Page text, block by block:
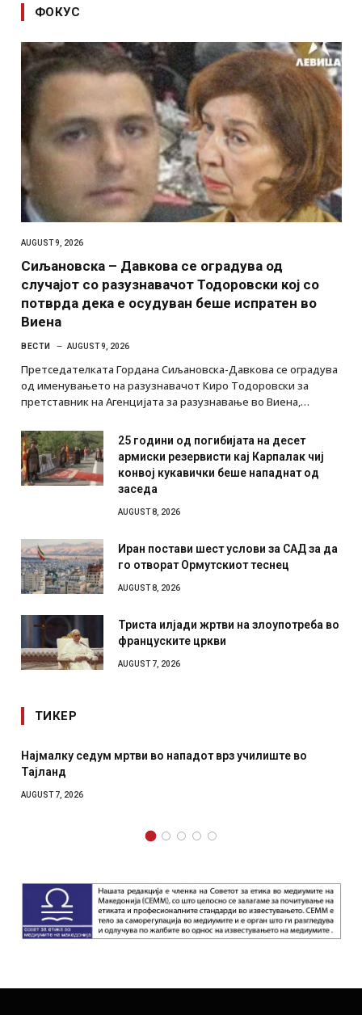
ФОКУС
AUGUST 9, 2026
Сиљановска – Давкова се оградува од
случајот со разузнавачот Тодоровски кој со
потврда дека е осудуван беше испратен во
Виена
ВЕСТИ AUGUST 9, 2026
Претседателката Гордана Сиљановска-Давкова се оградува
од именувањето на разузнавачот Киро Тодоровски за
претставник на Агенцијата за разузнавање во Виена,…
25 години од погибијата на десет
армиски резервисти кај Карпалак чиј
конвој кукавички беше нападнат од
заседа
AUGUST 8, 2026
Иран постави шест услови за САД за да
го отворат Ормутскиот теснец
AUGUST 8, 2026
Триста илјади жртви на злоупотреба во
француските цркви
AUGUST 7, 2026
ТИКЕР
Најмалку седум мртви во нападот врз училиште во
Тајланд
AUGUST 7, 2026